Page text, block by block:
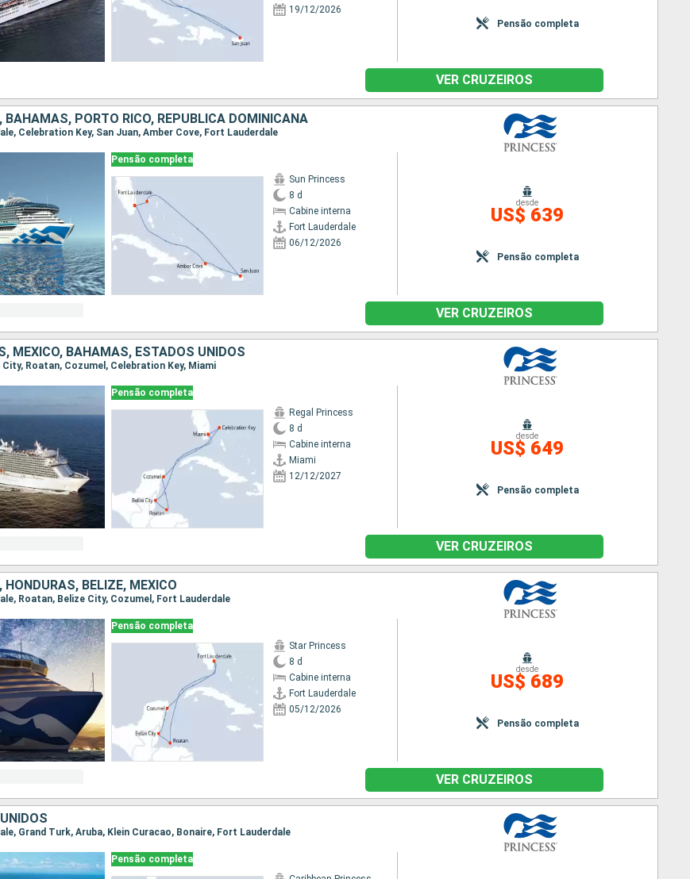
19/12/2026
Pensão completa
VER CRUZEIROS
BAHAMAS, PORTO RICO, REPUBLICA DOMINICANA
Celebration Key, San Juan, Amber Cove, Fort Lauderdale
Pensão completa
Sun Princess
8 d
Cabine interna
Fort Lauderdale
06/12/2026
desde
US$ 639
Pensão completa
VER CRUZEIROS
MÉXICO, BAHAMAS, ESTADOS UNIDOS
Roatan, Cozumel, Celebration Key, Miami
Pensão completa
Regal Princess
8 d
Cabine interna
Miami
12/12/2027
desde
US$ 649
Pensão completa
VER CRUZEIROS
BELIZE, MÉXICO
Roatan, Belize City, Cozumel, Fort Lauderdale
Pensão completa
Star Princess
8 d
Cabine interna
Fort Lauderdale
05/12/2026
desde
US$ 689
Pensão completa
VER CRUZEIROS
Grand Turk, Aruba, Klein Curacao, Bonaire, Fort Lauderdale
Pensão completa